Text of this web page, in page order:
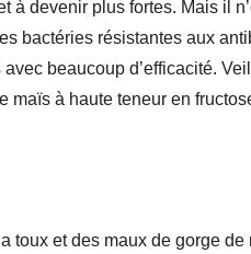
à devenir plus fortes. Mais il
bactéries résistantes aux
beaucoup d’efficacité.
maïs à haute teneur en
toux et des maux de gorge de